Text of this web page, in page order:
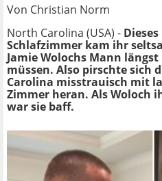
Von Christian Norm
North Carolina (USA) -
Schlafzimmer kam ihr
Jamie Wolochs Mann
müssen. Also pirschte sich
Carolina misstrauisch mit
Zimmer heran. Als Woloch
war sie baff.